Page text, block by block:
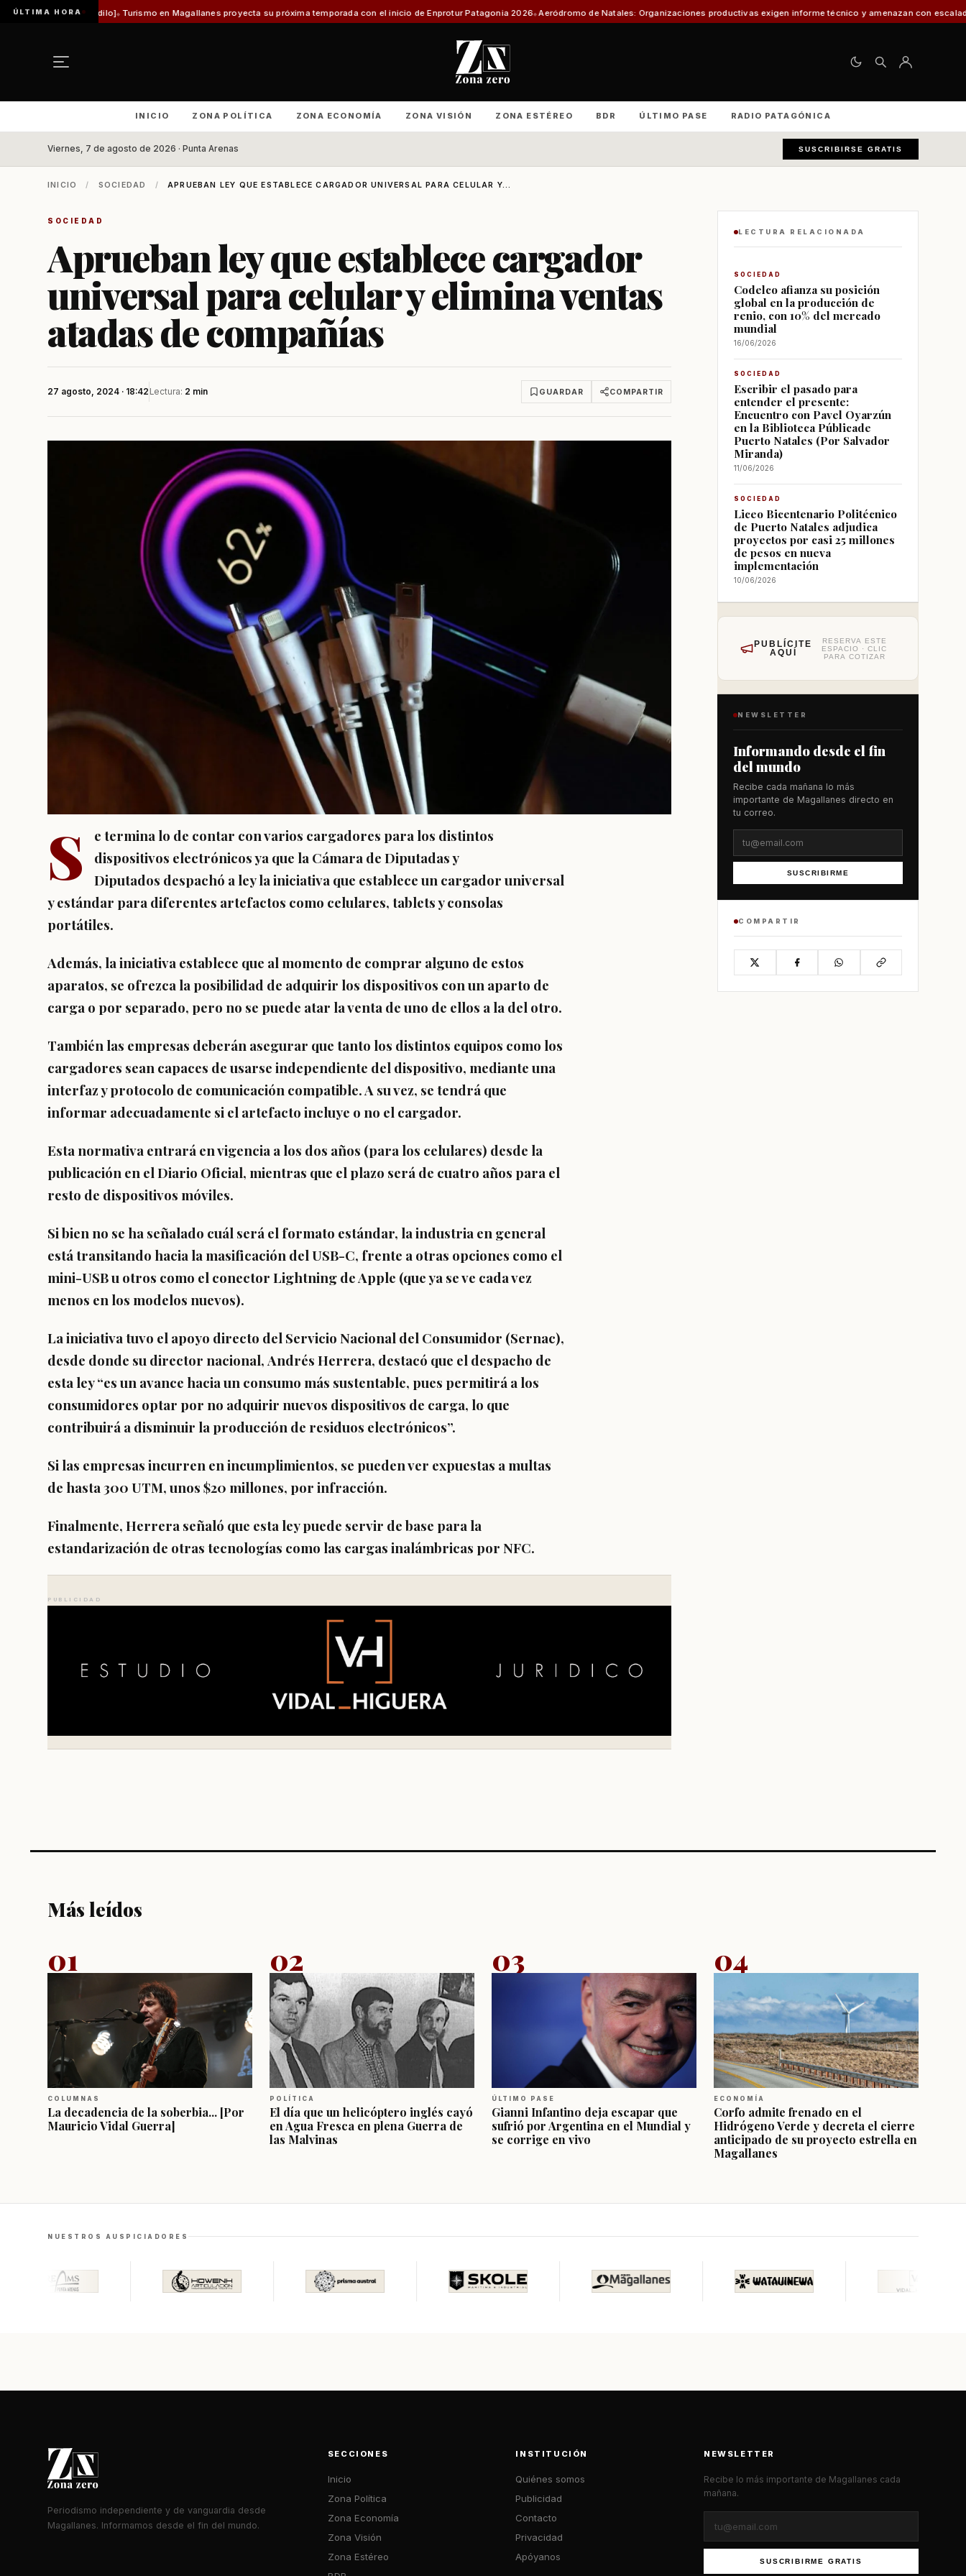
ÚLTIMA HORA
Vladilo] Turismo en Magallanes proyecta su próxima temporada con el inicio de Enprotur Patagonia 2026 Aeródromo de Natales: Organizaciones productivas exigen informe técnico y amenazan con escalada nacional El
INICIO ZONA POLÍTICA ZONA ECONOMÍA ZONA VISIÓN ZONA ESTÉREO BDR ÚLTIMO PASE RADIO PATAGÓNICA
Viernes, 7 de agosto de 2026 · Punta Arenas SUSCRIBIRSE GRATIS
INICIO / SOCIEDAD / APRUEBAN LEY QUE ESTABLECE CARGADOR UNIVERSAL PARA CELULAR Y...
SOCIEDAD
Aprueban ley que establece cargador
universal para celular y elimina ventas
atadas de compañías
27 agosto, 2024 · 18:42 Lectura: 2 min GUARDAR COMPARTIR
S
e termina lo de contar con varios cargadores para los distintos
dispositivos electrónicos ya que la Cámara de Diputadas y
Diputados despachó a ley la iniciativa que establece un cargador universal
y estándar para diferentes artefactos como celulares, tablets y consolas
portátiles.
Además, la iniciativa establece que al momento de comprar alguno de estos
aparatos, se ofrezca la posibilidad de adquirir los dispositivos con un aparto de
carga o por separado, pero no se puede atar la venta de uno de ellos a la del otro.
También las empresas deberán asegurar que tanto los distintos equipos como los
cargadores sean capaces de usarse independiente del dispositivo, mediante una
interfaz y protocolo de comunicación compatible. A su vez, se tendrá que
informar adecuadamente si el artefacto incluye o no el cargador.
Esta normativa entrará en vigencia a los dos años (para los celulares) desde la
publicación en el Diario Oficial, mientras que el plazo será de cuatro años para el
resto de dispositivos móviles.
Si bien no se ha señalado cuál será el formato estándar, la industria en general
está transitando hacia la masificación del USB-C, frente a otras opciones como el
mini-USB u otros como el conector Lightning de Apple (que ya se ve cada vez
menos en los modelos nuevos).
La iniciativa tuvo el apoyo directo del Servicio Nacional del Consumidor (Sernac),
desde donde su director nacional,Andrés Herrera, destacó que el despacho de
esta ley “es un avance hacia un consumo más sustentable, pues permitirá a los
consumidores optar por no adquirir nuevos dispositivos de carga, lo que
contribuirá a disminuir la producción de residuos electrónicos”.
Si las empresas incurren en incumplimientos, se pueden ver expuestas a multas
de hasta 300 UTM, unos $20 millones, por infracción.
Finalmente, Herrera señaló que esta ley puede servir de base para la
estandarización de otras tecnologías como las cargas inalámbricas por NFC.
PUBLICIDAD
LECTURA RELACIONADA
SOCIEDAD
Codelco afianza su posición
global en la producción de
renio, con 10% del mercado
mundial
16/06/2026
SOCIEDAD
Escribir el pasado para
entender el presente:
Encuentro con Pavel Oyarzún
en la Biblioteca Públicade
Puerto Natales (Por Salvador
Miranda)
11/06/2026
SOCIEDAD
Liceo Bicentenario Politécnico
de Puerto Natales adjudica
proyectos por casi 25 millones
de pesos en nueva
implementación
10/06/2026
PUBLÍCITE
AQUÍ
RESERVA ESTE
ESPACIO · CLIC
PARA COTIZAR
NEWSLETTER
Informando desde el fin
del mundo
Recibe cada mañana lo más
importante de Magallanes directo en
tu correo.
SUSCRIBIRME
COMPARTIR
Más leídos
01
COLUMNAS
La decadencia de la soberbia... [Por
Mauricio Vidal Guerra]
02
POLÍTICA
El día que un helicóptero inglés cayó
en Agua Fresca en plena Guerra de
las Malvinas
03
ÚLTIMO PASE
Gianni Infantino deja escapar que
sufrió por Argentina en el Mundial y
se corrige en vivo
04
ECONOMÍA
Corfo admite frenado en el
Hidrógeno Verde y decreta el cierre
anticipado de su proyecto estrella en
Magallanes
NUESTROS AUSPICIADORES
Periodismo independiente y de vanguardia desde
Magallanes. Informamos desde el fin del mundo.
SECCIONES
Inicio
Zona Política
Zona Economía
Zona Visión
Zona Estéreo
INSTITUCIÓN
Quiénes somos
Publicidad
Contacto
Privacidad
Apóyanos
NEWSLETTER
Recibe lo más importante de Magallanes cada
mañana.
SUSCRIBIRME GRATIS